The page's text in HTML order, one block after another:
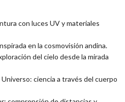
con luces UV y materiales
en la cosmovisión andina.
del cielo desde la mirada
ciencia a través del cuerpo